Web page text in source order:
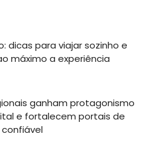
dicas para viajar sozinho e
máximo a experiência
ganham protagonismo
e fortalecem portais de